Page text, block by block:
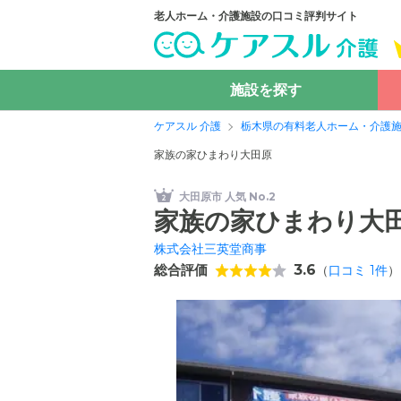
老人ホーム・介護施設の口コミ評判サイト
施設を探す
ケアスル 介護 栃木県の有料老人ホーム・介護
家族の家ひまわり大田原
大田原市 人気 No.2
家族の家ひまわり大
株式会社三英堂商事
総合評価 3.6 （口コミ 1件）